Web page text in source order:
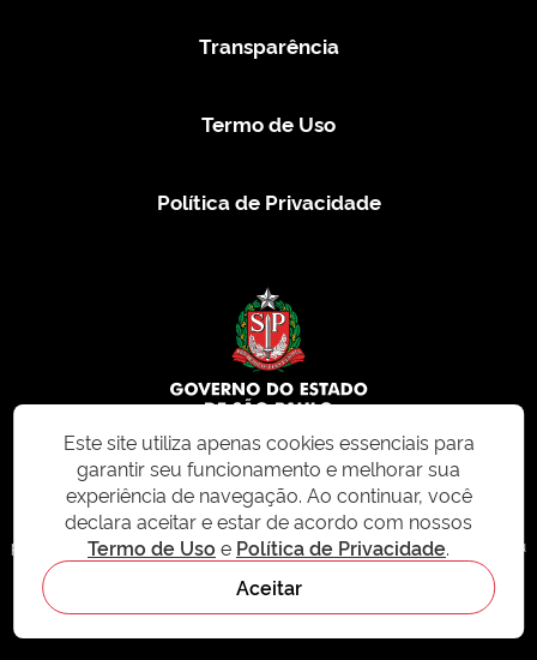
Transparência
Termo de Uso
Política de Privacidade
© 2026 CMS.SP.GOV.BR. Todos os direitos reservados.
Este site e todo o seu conteúdo, incluindo textos, imagens e design, são
protegidos por direitos autorais e não podem ser reproduzidos, distribuídos ou
modificados sem permissão expressa. Para mais informações ou para
solicitações de uso, acesse nosso site
Este site utiliza apenas cookies essenciais para
garantir seu funcionamento e melhorar sua
experiência de navegação. Ao continuar, você
declara aceitar e estar de acordo com nossos
Termo de Uso e Política de Privacidade.
Aceitar